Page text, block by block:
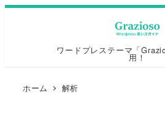
ワードプレステーマ「
用！
ホーム 解析